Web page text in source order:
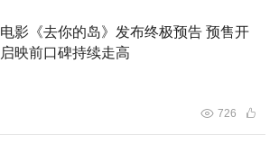
电影《去你的岛》发布终极预告 预售开
启映前口碑持续走高
726